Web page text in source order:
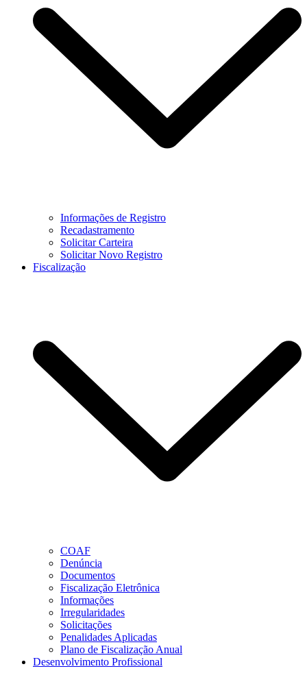
Informações de Registro
Recadastramento
Solicitar Carteira
Solicitar Novo Registro
Fiscalização
COAF
Denúncia
Documentos
Fiscalização Eletrônica
Informações
Irregularidades
Solicitações
Penalidades Aplicadas
Plano de Fiscalização Anual
Desenvolvimento Profissional